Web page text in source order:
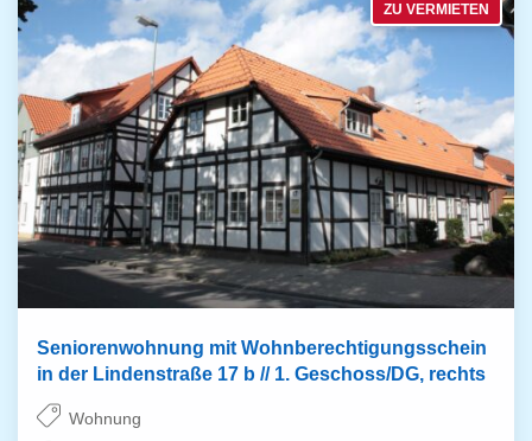
Seniorenwohnung mit Wohnberechtigungsschein
in der Lindenstraße 17 b // 1. Geschoss/DG, rechts
Wohnung
ZU VERMIETEN